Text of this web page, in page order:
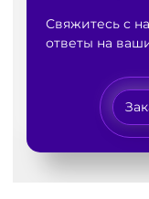
Свяжитесь с
ответы на